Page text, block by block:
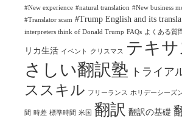
#New experience #natural translation #New business
#Translator scam #Trump English and its
interpreters think of Donald Trump FAQs よくある質
リカ生活 イベント クリスマス
テキ
さしい翻訳塾 トライア
ススキル フリーランス ホリデーシーズ
間 時差 標準時間 米国 翻訳 翻訳の基礎